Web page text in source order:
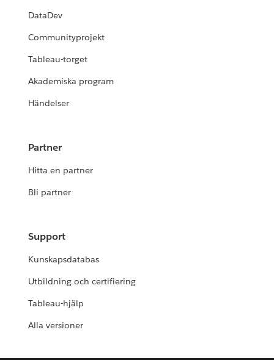
DataDev
Communityprojekt
Tableau-torget
Akademiska program
Händelser
Partner
Hitta en partner
Bli partner
Support
Kunskapsdatabas
Utbildning och certifiering
Tableau-hjälp
Alla versioner